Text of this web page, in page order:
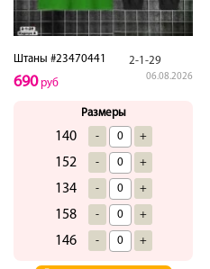
Штаны #23470441 2-1-29
06.08.2026
690руб
Размеры
140 - +
152 - +
134 - +
158 - +
146 - +